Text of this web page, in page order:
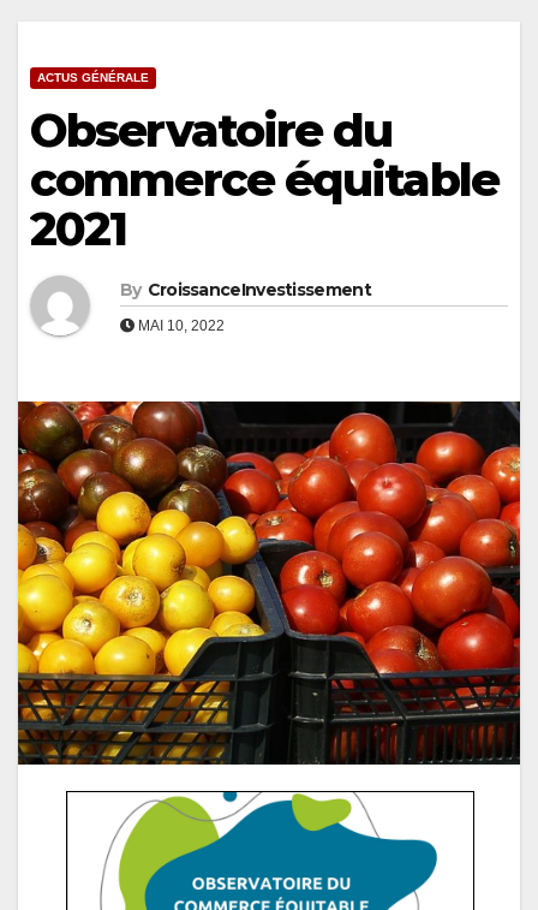
ACTUS GÉNÉRALE
Observatoire du
commerce équitable
2021
By CroissanceInvestissement
MAI 10, 2022